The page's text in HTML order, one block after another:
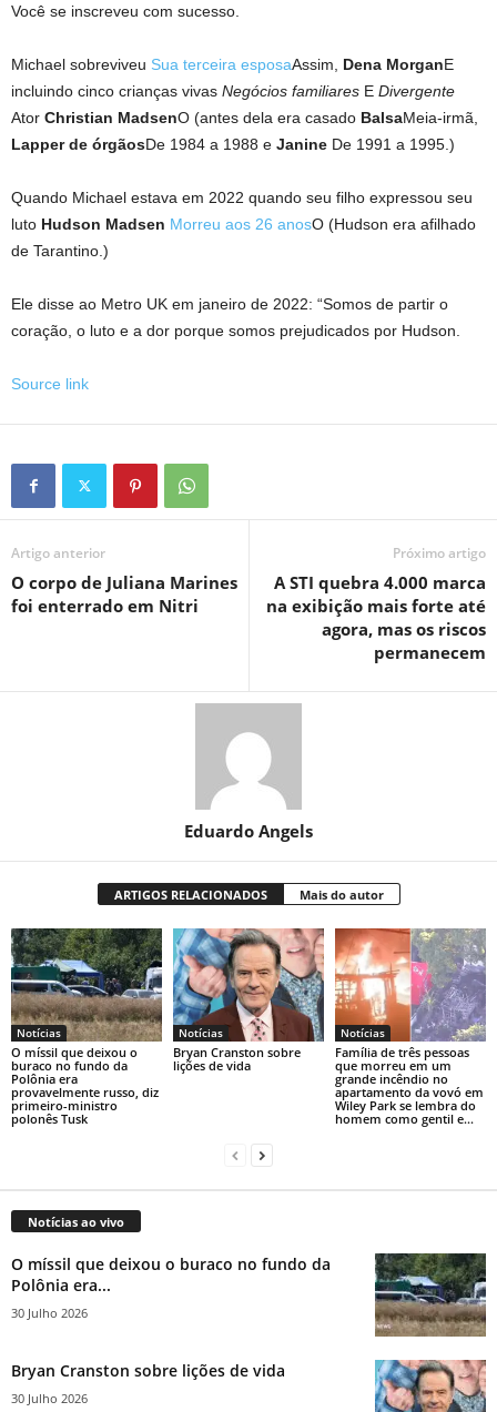
Você se inscreveu com sucesso.
Michael sobreviveu Sua terceira esposaAssim, Dena MorganE
incluindo cinco crianças vivas Negócios familiares E Divergente
Ator Christian MadsenO (antes dela era casado BalsaMeia-irmã,
Lapper de órgãosDe 1984 a 1988 e Janine De 1991 a 1995.)
Quando Michael estava em 2022 quando seu filho expressou seu
luto Hudson Madsen Morreu aos 26 anosO (Hudson era afilhado
de Tarantino.)
Ele disse ao Metro UK em janeiro de 2022: “Somos de partir o
coração, o luto e a dor porque somos prejudicados por Hudson.
Source link
Artigo anterior
O corpo de Juliana Marines
foi enterrado em Nitri
Próximo artigo
A STI quebra 4.000 marca
na exibição mais forte até
agora, mas os riscos
permanecem
Eduardo Angels
ARTIGOS RELACIONADOS Mais do autor
Notícias
O míssil que deixou o
buraco no fundo da
Polônia era
provavelmente russo, diz
primeiro-ministro
polonês Tusk
Notícias
Bryan Cranston sobre
lições de vida
Notícias
Família de três pessoas
que morreu em um
grande incêndio no
apartamento da vovó em
Wiley Park se lembra do
homem como gentil e...
Notícias ao vivo
O míssil que deixou o buraco no fundo da
Polônia era...
30 Julho 2026
Bryan Cranston sobre lições de vida
30 Julho 2026